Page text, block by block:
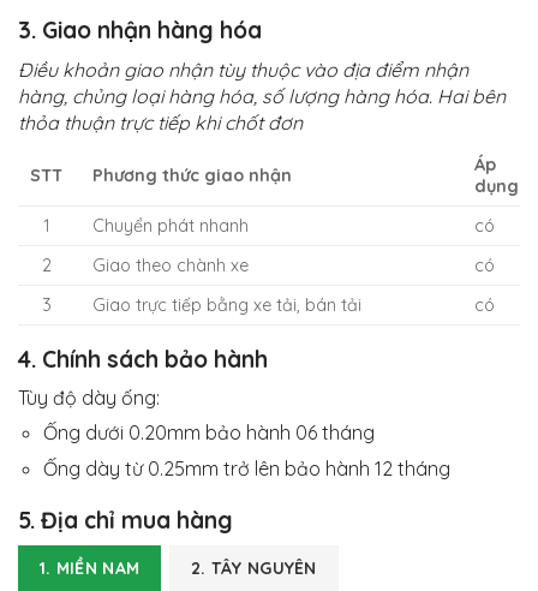
3. Giao nhận hàng hóa
Điều khoản giao nhận tùy thuộc vào địa điểm nhận
hàng, chủng loại hàng hóa, số lượng hàng hóa. Hai bên
thỏa thuận trực tiếp khi chốt đơn
STT Phương thức giao nhận
Áp
dụng
1
Chuyển phát nhanh
có
2
Giao theo chành xe
có
3
Giao trực tiếp bằng xe tải, bán tải có
4. Chính sách bảo hành
Tùy độ dày ống:
Ống dưới 0.20mm bảo hành 06 tháng
Ống dày từ 0.25mm trở lên bảo hành 12 tháng
5. Địa chỉ mua hàng
1. MIỀN NAM 2. TÂY NGUYÊN